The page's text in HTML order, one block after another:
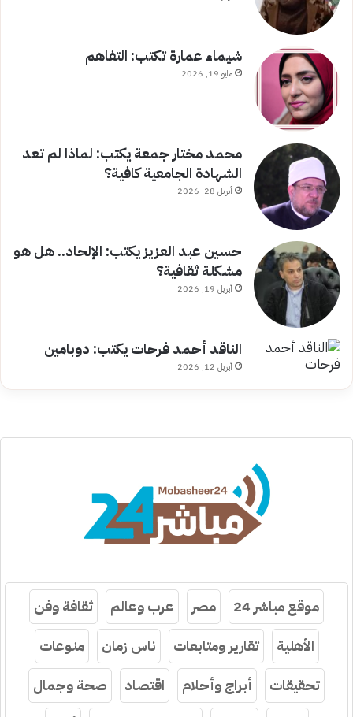
شيماء عمارة تكتب: التفاهم
مايو 19, 2026
محمد مختار جمعة يكتب: لماذا لم تعد
الشهادة الجامعية كافية؟
أبريل 28, 2026
حسين عبد العزيز يكتب: الإلحاد.. هل هو
مشكلة ثقافية؟
أبريل 19, 2026
الناقد أحمد فرحات يكتب: دوبامين
أبريل 12, 2026
موقع مباشر 24 مصر عرب وعالم
ثقافة وفن
الأهلية
تقارير ومتابعات ناس زمان
منوعات
تحقيقات
أبراج وأحلام اقتصاد
صحة وجمال